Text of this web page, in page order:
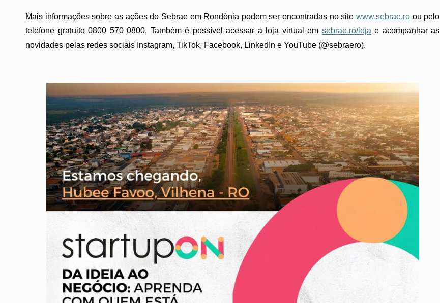
Mais informações sobre as ações do Sebrae em Rondônia podem ser encontradas no sitewww.sebrae.ro ou pelo
telefone gratuito 0800 570 0800. Também é possível acessar a loja virtual em sebrae.ro/loja e acompanhar as
novidades pelas redes sociais Instagram, TikTok, Facebook, LinkedIn e YouTube (@sebraero).